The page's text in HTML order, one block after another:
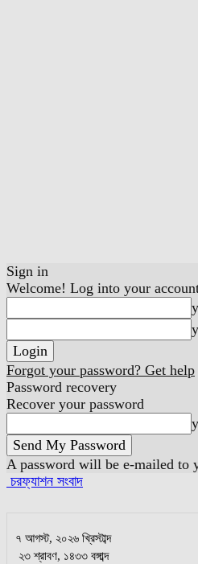
Sign in
Welcome! Log into your
Forgot your password? Get help
Password recovery
Recover your password
A password will be e-mailed to
চরফ্যাশন সংবাদ
৭ আগস্ট, ২০২৬ খ্রিস্টাব্দ
২৩ শ্রাবণ, ১৪৩৩ বঙ্গাব্দ